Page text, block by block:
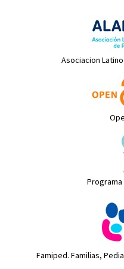
Asociacion
Famiped. Familias,